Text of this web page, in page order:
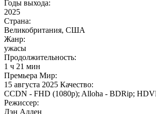
Годы выхода:
2025
Страна:
Великобритания, США
Жанр:
ужасы
Продолжительность:
1 ч 21 мин
Премьера Мир:
15 августа 2025 Качество:
CCDN - FHD (1080p); Alloha - BDRip;
Режиссер:
Дэн Аллен